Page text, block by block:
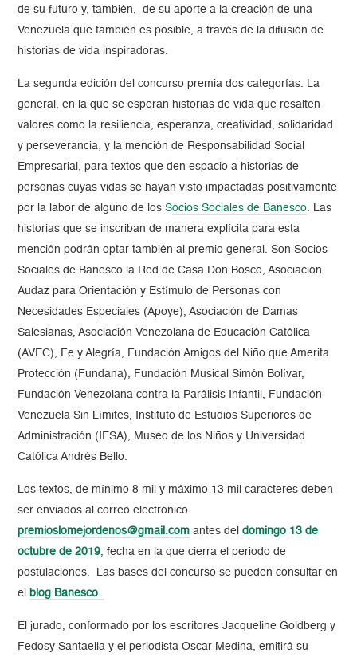
de su futuro y, también, de su aporte a la creación de una
Venezuela que también es posible, a través de la difusión de
historias de vida inspiradoras.
La segunda edición del concurso premia dos categorías. La
general, en la que se esperan historias de vida que resalten
valores como la resiliencia, esperanza, creatividad, solidaridad
y perseverancia; y la mención de Responsabilidad Social
Empresarial, para textos que den espacio a historias de
personas cuyas vidas se hayan visto impactadas positivamente
por la labor de alguno de losSocios Sociales de Banesco. Las
historias que se inscriban de manera explícita para esta
mención podrán optar también al premio general. Son Socios
Sociales de Banesco la Red de Casa Don Bosco, Asociación
Audaz para Orientación y Estímulo de Personas con
Necesidades Especiales (Apoye), Asociación de Damas
Salesianas, Asociación Venezolana de Educación Católica
(AVEC), Fe y Alegría, Fundación Amigos del Niño que Amerita
Protección (Fundana), Fundación Musical Simón Bolívar,
Fundación Venezolana contra la Parálisis Infantil, Fundación
Venezuela Sin Límites, Instituto de Estudios Superiores de
Administración (IESA), Museo de los Niños y Universidad
Católica Andrés Bello.
Los textos, de mínimo 8 mil y máximo 13 mil caracteres deben
ser enviados al correo electrónico
premioslomejordenos@gmail.com antes deldomingo 13 de
octubre de 2019, fecha en la que cierra el periodo de
postulaciones. Las bases del concurso se pueden consultar en
el
blog Banesco.
El jurado, conformado por los escritores Jacqueline Goldberg y
Fedosy Santaella y el periodista Oscar Medina, emitirá su